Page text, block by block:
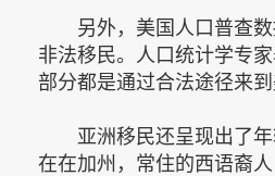
另外，美国人口普查数
非法移民。人口统计学专
部分都是通过合法途径来到
亚洲移民还呈现出了年
在在加州，常住的西语裔